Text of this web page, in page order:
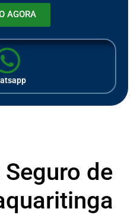
AGORA
de